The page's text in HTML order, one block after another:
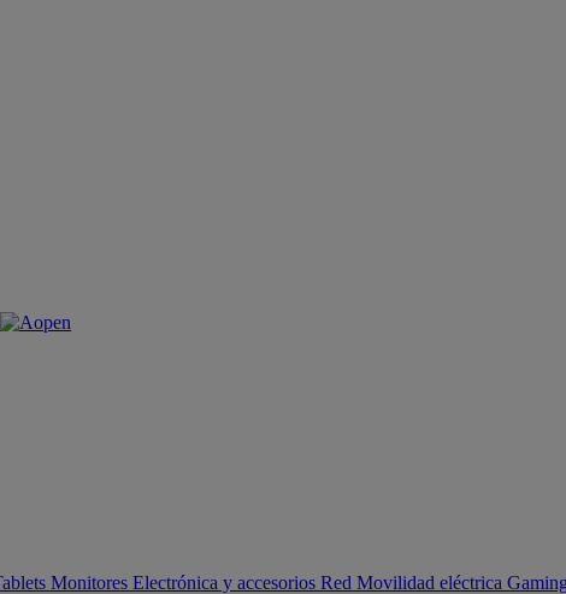
Monitores Electrónica y accesorios Red Movilidad eléctrica